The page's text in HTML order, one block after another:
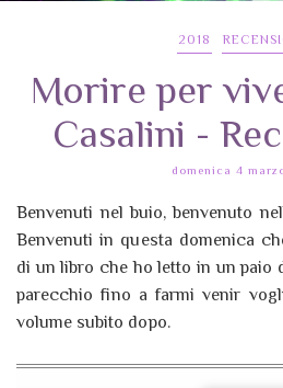
2018
Morire per
Casalini -
domenica 4
Benvenuti nel buio, benvenuto
Benvenuti in questa domenica
di un libro che ho letto in un paio
parecchio fino a farmi venir
volume subito dopo.